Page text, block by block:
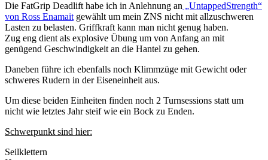
Die FatGrip Deadlift habe ich in Anlehnung an „UntappedStrength“
von Ross Enamait gewählt um mein ZNS nicht mit allzuschweren
Lasten zu belasten. Griffkraft kann man nicht genug haben.
Zug eng dient als explosive Übung um von Anfang an mit
genügend Geschwindigkeit an die Hantel zu gehen.
Daneben führe ich ebenfalls noch Klimmzüge mit Gewicht oder
schweres Rudern in der Eiseneinheit aus.
Um diese beiden Einheiten finden noch 2 Turnsessions statt um
nicht wie letztes Jahr steif wie ein Bock zu Enden.
Schwerpunkt sind hier:
Seilklettern